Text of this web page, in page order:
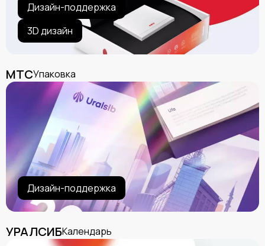
Дизайн-поддержка
3D дизайн
МТСУпаковка
Дизайн-поддержка
УРАЛСИБКалендарь